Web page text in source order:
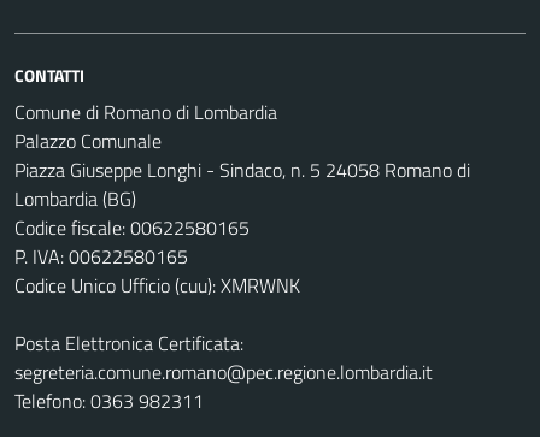
CONTATTI
Comune di Romano di Lombardia
Palazzo Comunale
Piazza Giuseppe Longhi - Sindaco, n. 5 24058 Romano di
Lombardia (BG)
Codice fiscale: 00622580165
P. IVA: 00622580165
Codice Unico Ufficio (cuu): XMRWNK
Posta Elettronica Certificata:
segreteria.comune.romano@pec.regione.lombardia.it
Telefono: 0363 982311